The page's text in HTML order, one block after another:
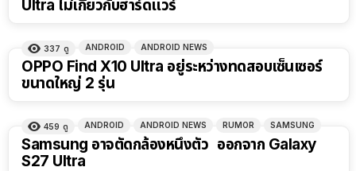
Ultra ไม่เกี่ยวกับฮาร์ดแวร์
337 ดู ANDROID ANDROID NEWS
OPPO Find X10 Ultra อยู่ระหว่างทดสอบเซ็นเซอร์
ขนาดใหญ่ 2 รุ่น
459 ดู ANDROID ANDROID NEWS RUMOR SAMSUNG
Samsung อาจตัดกล้องหนึ่งตัว ออกจาก Galaxy
S27 Ultra